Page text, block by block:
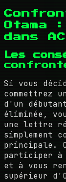
Otama
dans
Les
Si vous
commettrez
d'un
éliminée,
une lettre
simplement
principale.
participer à
et à vous
supérieur